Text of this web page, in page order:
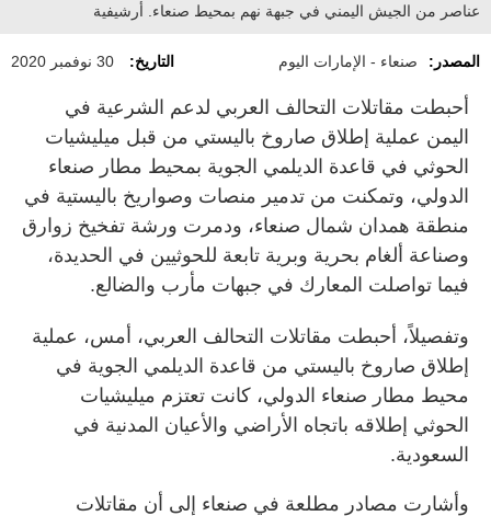
عناصر من الجيش اليمني في جبهة نهم بمحيط صنعاء. أرشيفية
المصدر: صنعاء - الإمارات اليوم التاريخ: 30 نوفمبر 2020
أحبطت مقاتلات التحالف العربي لدعم الشرعية في
اليمن عملية إطلاق صاروخ باليستي من قبل ميليشيات
الحوثي في قاعدة الديلمي الجوية بمحيط مطار صنعاء
الدولي، وتمكنت من تدمير منصات وصواريخ باليستية في
منطقة همدان شمال صنعاء، ودمرت ورشة تفخيخ زوارق
وصناعة ألغام بحرية وبرية تابعة للحوثيين في الحديدة،
فيما تواصلت المعارك في جبهات مأرب والضالع.
وتفصيلاً، أحبطت مقاتلات التحالف العربي، أمس، عملية
إطلاق صاروخ باليستي من قاعدة الديلمي الجوية في
محيط مطار صنعاء الدولي، كانت تعتزم ميليشيات
الحوثي إطلاقه باتجاه الأراضي والأعيان المدنية في
السعودية.
وأشارت مصادر مطلعة في صنعاء إلى أن مقاتلات